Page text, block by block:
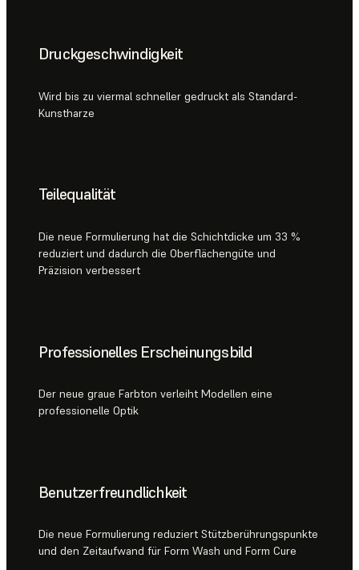
Druckgeschwindigkeit
Wird bis zu viermal schneller gedruckt als Standard-
Kunstharze
Teilequalität
Die neue Formulierung hat die Schichtdicke um 33 %
reduziert und dadurch die Oberflächengüte und
Präzision verbessert
Professionelles Erscheinungsbild
Der neue graue Farbton verleiht Modellen eine
professionelle Optik
Benutzerfreundlichkeit
Die neue Formulierung reduziert Stützberührungspunkte
und den Zeitaufwand für Form Wash und Form Cure